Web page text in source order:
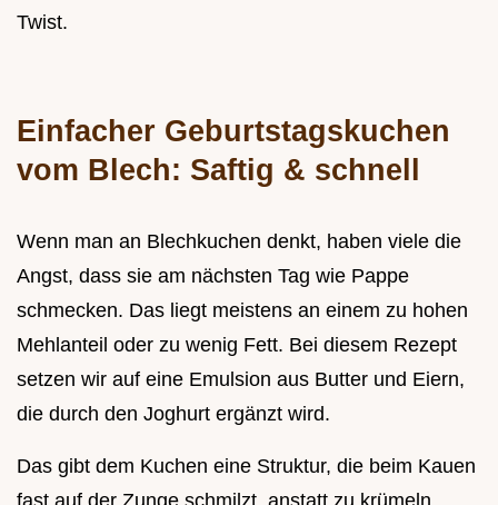
Twist.
Einfacher Geburtstagskuchen
vom Blech: Saftig & schnell
Wenn man an Blechkuchen denkt, haben viele die
Angst, dass sie am nächsten Tag wie Pappe
schmecken. Das liegt meistens an einem zu hohen
Mehlanteil oder zu wenig Fett. Bei diesem Rezept
setzen wir auf eine Emulsion aus Butter und Eiern,
die durch den Joghurt ergänzt wird.
Das gibt dem Kuchen eine Struktur, die beim Kauen
fast auf der Zunge schmilzt, anstatt zu krümeln.